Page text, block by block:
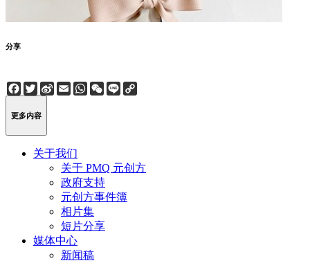
分享
Facebook
Twitter
Sina
Weibo
EmailWhatsApp
WeChat
Line
更多内容
关于我们
关于 PMQ 元创方
政府支持
元创方事件簿
相片集
短片分享
媒体中心
新闻稿